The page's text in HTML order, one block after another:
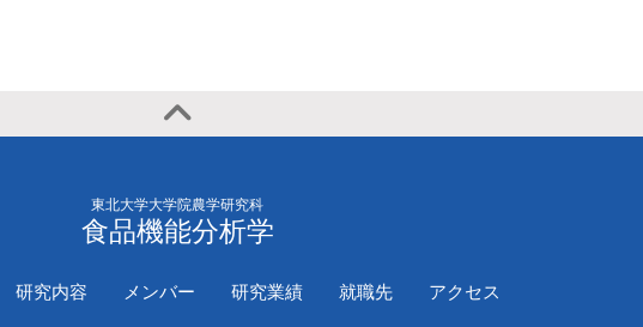
東北大学大学院農学研究科
食品機能分析学
研究内容 メンバー 研究業績 就職先 アクセス